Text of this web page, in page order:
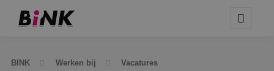
BINK Werken bij Vacatures